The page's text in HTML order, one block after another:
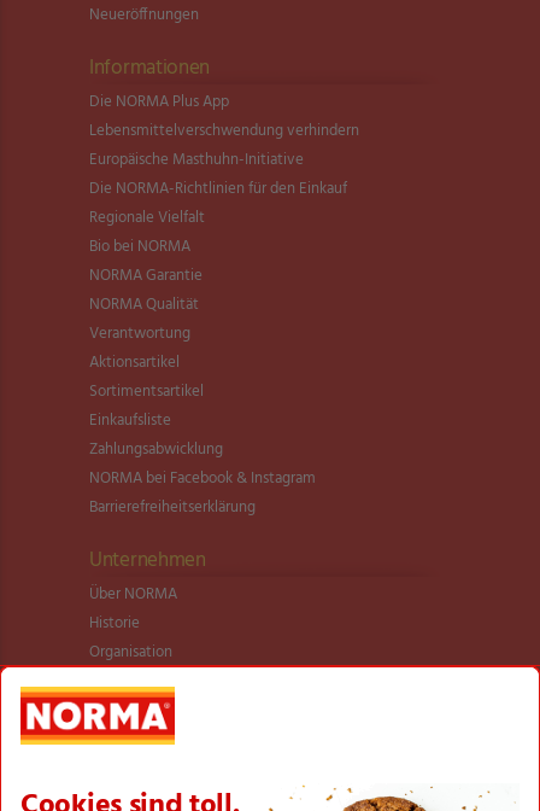
Neueröffnungen
Informationen
Die NORMA Plus App
Lebensmittel­verschwendung verhindern
Europäische Masthuhn-Initiative
Die NORMA-Richtlinien für den Einkauf
Regionale Vielfalt
Bio bei NORMA
NORMA Garantie
NORMA Qualität
Verantwortung
Aktionsartikel
Sortimentsartikel
Einkaufsliste
Zahlungsabwicklung
NORMA bei Facebook & Instagram
Barrierefreiheitserklärung
Unternehmen
Über NORMA
Historie
Organisation
International
Logistik
Filialnetz
Karriere